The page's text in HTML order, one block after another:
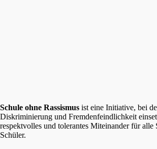
Schule ohne Rassis­mus ist eine Initia­ti­ve, bei
Diskri­mi­nie­rung und Fremden­feind­lich­keit
respekt­vol­les und toleran­tes Mitein­an­derfüralle
Schüler.